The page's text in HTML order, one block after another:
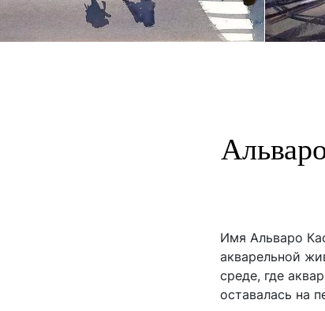
Имя Альваро
акварельной
среде, где
оставалась на